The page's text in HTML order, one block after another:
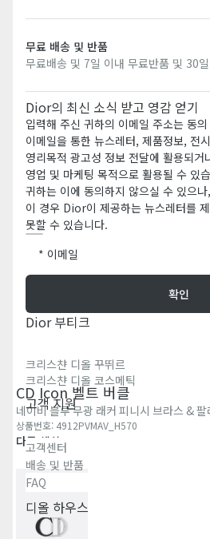
CD Icon 벨트 버클
네이비 블루 무광 래커 피니시 브라스 &
상품번호: 4912PVMAV_H570
다른 색상
무료 배송 및 반품
무료배송 및 7일 이내 무료반품 및 30
Dior의 최신 소식 받고 영감 얻기
입력해 주신 귀하의 이메일 주소는 동
이메일을 통한 뉴스레터, 제품정보, 전
영리목적 광고성 정보 전달에 활용되거
영업 및 마케팅 목적으로 활용될 수 있
귀하는 이에 동의하지 않으실 수 있으나,
이 경우 Dior이 제공하는 뉴스레터를
못할 수 있습니다.
이메일
확인
Dior 부티크
크리스챤 디올 꾸뛰르
크리스챤 디올 코스메틱
고객 지원
고객센터
배송 및 반품
FAQ
디올 하우스